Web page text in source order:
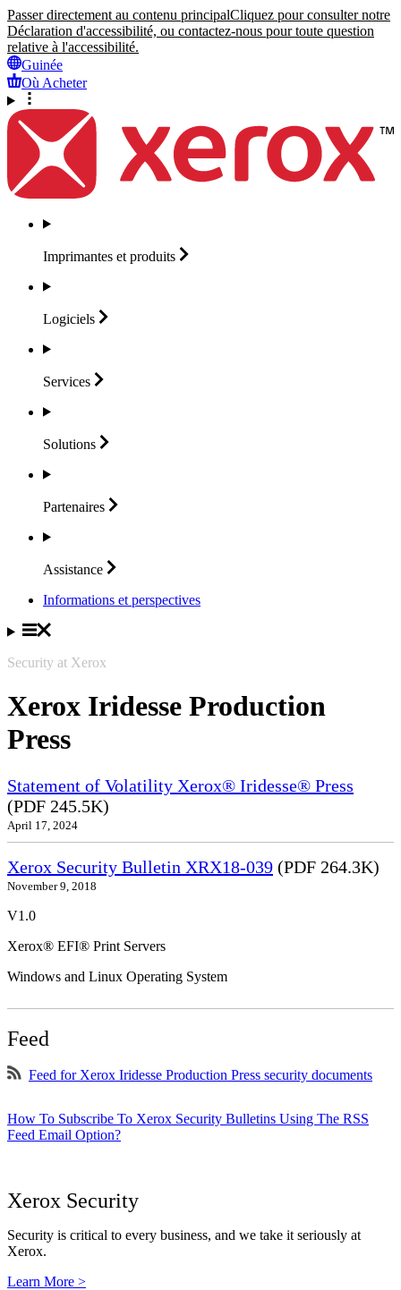
Passer directement au contenu principalCliquez pour consulter notre
Déclaration d'accessibilité, ou contactez-nous pour toute question
relative à l'accessibilité.
Guinée
Où Acheter
Imprimantes et produits
Logiciels
Services
Solutions
Partenaires
Assistance
Informations et perspectives
Security at Xerox
Xerox Iridesse Production
Press
Statement of Volatility Xerox® Iridesse® Press
(PDF 245.5K)
April 17, 2024
Xerox Security Bulletin XRX18-039 (PDF 264.3K)
November 9, 2018
V1.0
Xerox® EFI® Print Servers
Windows and Linux Operating System
Feed
Feed for Xerox Iridesse Production Press security documents
How To Subscribe To Xerox Security Bulletins Using The RSS
Feed Email Option?
Xerox Security
Security is critical to every business, and we take it seriously at
Xerox.
Learn More >